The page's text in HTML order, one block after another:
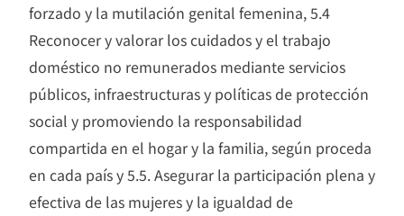
forzado y la mutilación genital femenina, 5.4
Reconocer y valorar los cuidados y el trabajo
doméstico no remunerados mediante servicios
públicos, infraestructuras y políticas de protección
social y promoviendo la responsabilidad
compartida en el hogar y la familia, según proceda
en cada país y 5.5. Asegurar la participación plena y
efectiva de las mujeres y la igualdad de